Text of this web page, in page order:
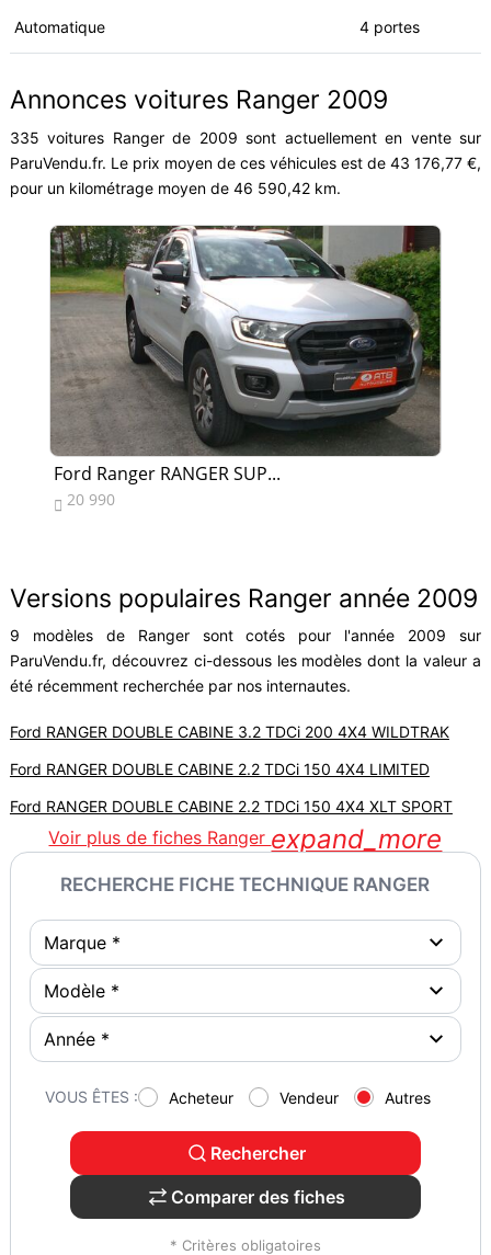
Automatique 4 portes
Annonces voitures Ranger 2009
335 voitures Ranger de 2009 sont actuellement en vente sur
ParuVendu.fr. Le prix moyen de ces véhicules est de 43 176,77 €,
pour un kilométrage moyen de 46 590,42 km.
Ford Ranger RANGER SUP...
 20 990
Versions populaires Ranger année 2009
9 modèles de Ranger sont cotés pour l'année 2009 sur
ParuVendu.fr, découvrez ci-dessous les modèles dont la valeur a
été récemment recherchée par nos internautes.
Ford RANGER DOUBLE CABINE 3.2 TDCi 200 4X4 WILDTRAK
Ford RANGER DOUBLE CABINE 2.2 TDCi 150 4X4 LIMITED
Ford RANGER DOUBLE CABINE 2.2 TDCi 150 4X4 XLT SPORT
Voir plus de fiches Ranger expand_more
RECHERCHE FICHE TECHNIQUE RANGER
VOUS ÊTES : Acheteur Vendeur Autres
Rechercher
Comparer des fiches
* Critères obligatoires